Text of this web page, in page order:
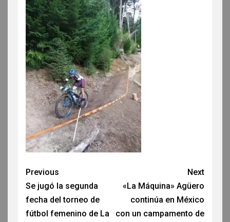
Previous
Se jugó la segunda
fecha del torneo de
fútbol femenino de La
Next
«La Máquina» Agüero
continúa en México
con un campamento de